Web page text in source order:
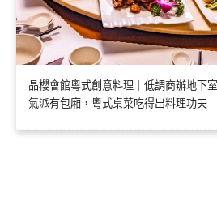
晶櫻會館粵式創意料理｜低調商辦地下
氣派有包廂，粵式桌菜吃得出料理功夫